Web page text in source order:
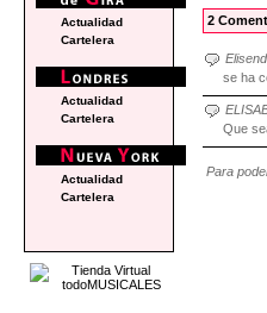
2
se ha
Que
Para
Actualidad
Cartelera
Actualidad
Cartelera
Actualidad
Cartelera